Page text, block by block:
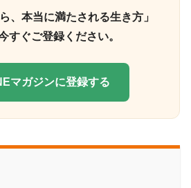
、本当に満たされる生き方」
すぐご登録ください。
マガジンに登録する